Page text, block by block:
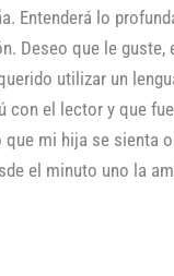
Entenderá lo
Deseo que le guste,
utilizar un
con el lector y que
que mi hija se sienta
el minuto uno la